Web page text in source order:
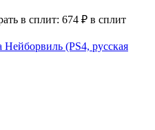
в сплит: 674 ₽ в сплит
Нейборвиль (PS4, русская